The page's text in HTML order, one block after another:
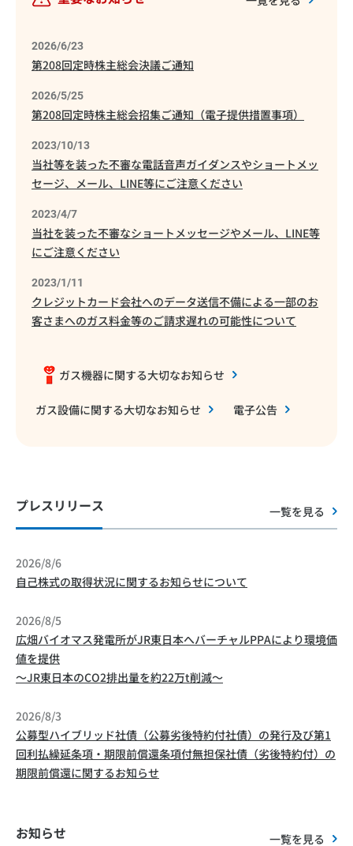
2026/6/23
第208回定時株主総会決議ご通知
2026/5/25
第208回定時株主総会招集ご通知（電子提供措置事項）
2023/10/13
当社等を装った不審な電話音声ガイダンスやショートメッ
セージ、メール、LINE等にご注意ください
2023/4/7
当社を装った不審なショートメッセージやメール、LINE等
にご注意ください
2023/1/11
クレジットカード会社へのデータ送信不備による一部のお
客さまへのガス料金等のご請求遅れの可能性について
ガス機器に関する大切なお知らせ
ガス設備に関する大切なお知らせ 電子公告
プレスリリース 一覧を見る
2026/8/6
自己株式の取得状況に関するお知らせについて
2026/8/5
広畑バイオマス発電所がJR東日本へバーチャルPPAにより環境価
値を提供
～JR東日本のCO2排出量を約22万t削減～
2026/8/3
公募型ハイブリッド社債（公募劣後特約付社債）の発行及び第1
回利払繰延条項・期限前償還条項付無担保社債（劣後特約付）の
期限前償還に関するお知らせ
お知らせ 一覧を見る